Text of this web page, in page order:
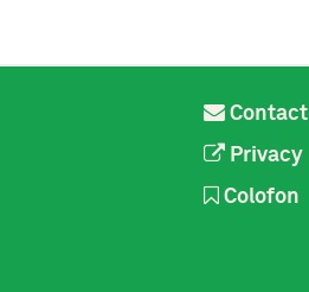
Contact
Privacy
Colofon